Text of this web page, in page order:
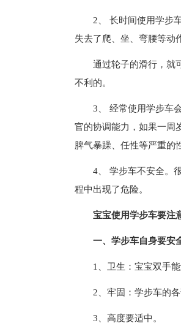
2、 长时间使用学步
失去了爬、坐、弯腰等动
通过轮子的滑行，就
不利的。
3、 经常使用学步车
官的协调能力，如果一周
脾气暴躁、任性等严重的
4、 学步车不安全。
程中出现了危险。
宝宝使用学步车要注
一、学步车自身要安
1、卫生：宝宝双手
2、牢固：学步车的
3、高度要适中。